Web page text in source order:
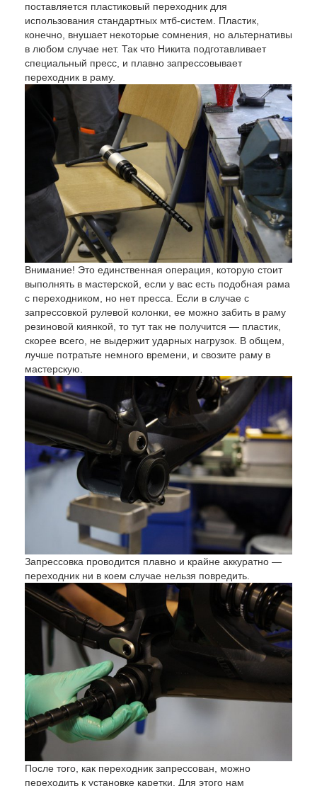
поставляется пластиковый переходник для
использования стандартных мтб-систем. Пластик,
конечно, внушает некоторые сомнения, но альтернативы
в любом случае нет. Так что Никита подготавливает
специальный пресс, и плавно запрессовывает
переходник в раму.
Внимание! Это единственная операция, которую стоит
выполнять в мастерской, если у вас есть подобная рама
с переходником, но нет пресса. Если в случае с
запрессовкой рулевой колонки, ее можно забить в раму
резиновой киянкой, то тут так не получится — пластик,
скорее всего, не выдержит ударных нагрузок. В общем,
лучше потратьте немного времени, и свозите раму в
мастерскую.
Запрессовка проводится плавно и крайне аккуратно —
переходник ни в коем случае нельзя повредить.
После того, как переходник запрессован, можно
переходить к установке каретки. Для этого нам